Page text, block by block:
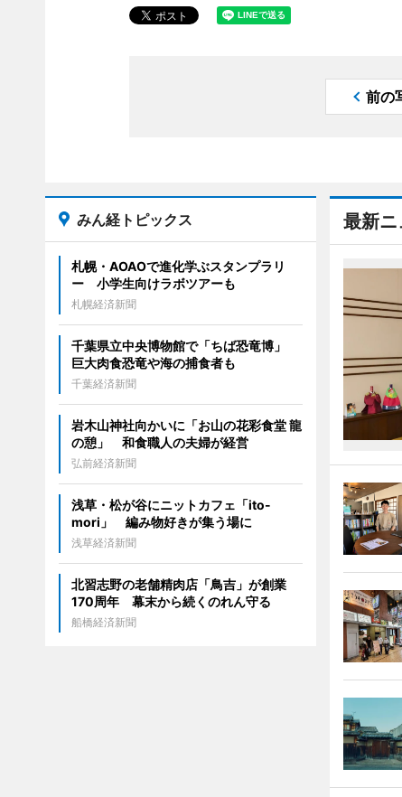
前の
最新ニ
みん経トピックス
札幌・AOAOで進化学ぶスタンプラリ
ー 小学生向けラボツアーも
札幌経済新聞
千葉県立中央博物館で「ちば恐竜博」
巨大肉食恐竜や海の捕食者も
千葉経済新聞
岩木山神社向かいに「お山の花彩食堂 龍
の憩」 和食職人の夫婦が経営
弘前経済新聞
浅草・松が谷にニットカフェ「ito-
mori」 編み物好きが集う場に
浅草経済新聞
北習志野の老舗精肉店「鳥吉」が創業
170周年 幕末から続くのれん守る
船橋経済新聞